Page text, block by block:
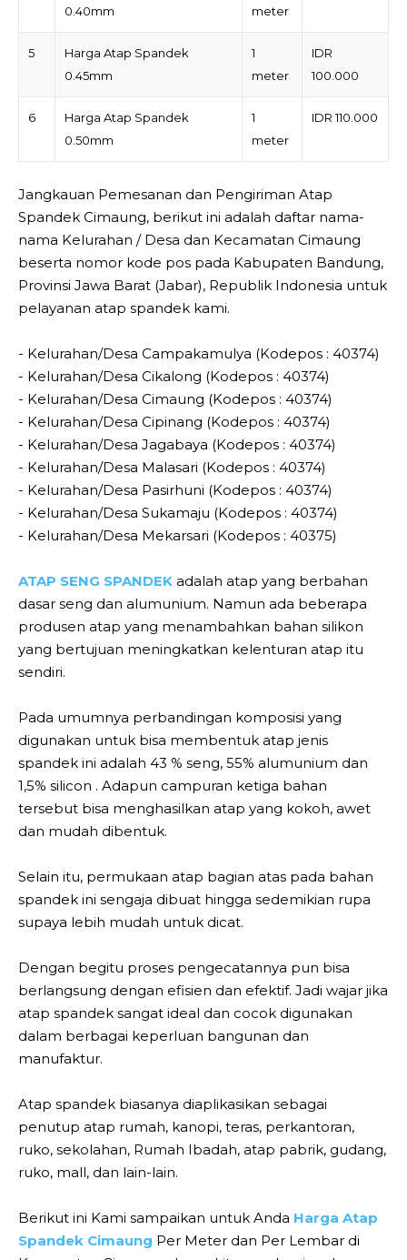
0.40mm
meter
5
Harga Atap Spandek
0.45mm
1
meter
IDR
100.000
6
Harga Atap Spandek
0.50mm
1
meter
IDR 110.000
Jangkauan Pemesanan dan Pengiriman Atap
Spandek Cimaung, berikut ini adalah daftar nama-
nama Kelurahan / Desa dan Kecamatan Cimaung
beserta nomor kode pos pada Kabupaten Bandung,
Provinsi Jawa Barat (Jabar), Republik Indonesia untuk
pelayanan atap spandek kami.
- Kelurahan/Desa Campakamulya (Kodepos : 40374)
- Kelurahan/Desa Cikalong (Kodepos : 40374)
- Kelurahan/Desa Cimaung (Kodepos : 40374)
- Kelurahan/Desa Cipinang (Kodepos : 40374)
- Kelurahan/Desa Jagabaya (Kodepos : 40374)
- Kelurahan/Desa Malasari (Kodepos : 40374)
- Kelurahan/Desa Pasirhuni (Kodepos : 40374)
- Kelurahan/Desa Sukamaju (Kodepos : 40374)
- Kelurahan/Desa Mekarsari (Kodepos : 40375)
ATAP SENG SPANDEK adalah atap yang berbahan
dasar seng dan alumunium. Namun ada beberapa
produsen atap yang menambahkan bahan silikon
yang bertujuan meningkatkan kelenturan atap itu
sendiri.
Pada umumnya perbandingan komposisi yang
digunakan untuk bisa membentuk atap jenis
spandek ini adalah 43 % seng, 55% alumunium dan
1,5% silicon . Adapun campuran ketiga bahan
tersebut bisa menghasilkan atap yang kokoh, awet
dan mudah dibentuk.
Selain itu, permukaan atap bagian atas pada bahan
spandek ini sengaja dibuat hingga sedemikian rupa
supaya lebih mudah untuk dicat.
Dengan begitu proses pengecatannya pun bisa
berlangsung dengan efisien dan efektif. Jadi wajar jika
atap spandek sangat ideal dan cocok digunakan
dalam berbagai keperluan bangunan dan
manufaktur.
Atap spandek biasanya diaplikasikan sebagai
penutup atap rumah, kanopi, teras, perkantoran,
ruko, sekolahan, Rumah Ibadah, atap pabrik, gudang,
ruko, mall, dan lain-lain.
Berikut ini Kami sampaikan untuk Anda Harga Atap
Spandek Cimaung Per Meter dan Per Lembar di